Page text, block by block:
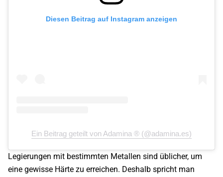
Diesen Beitrag auf Instagram anzeigen
Ein Beitrag geteilt von Adamina ® (@adamina.es)
Legierungen mit bestimmten Metallen sind üblicher, um
eine gewisse Härte zu erreichen. Deshalb spricht man